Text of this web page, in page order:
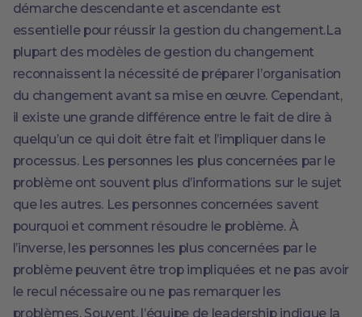
démarche descendante et ascendante est
essentielle pour réussir la gestion du changement.La
plupart des modèles de gestion du changement
reconnaissent la nécessité de préparer l’organisation
du changement avant sa mise en œuvre. Cependant,
il existe une grande différence entre le fait de dire à
quelqu’un ce qui doit être fait et l’impliquer dans le
processus. Les personnes les plus concernées par le
problème ont souvent plus d’informations sur le sujet
que les autres. Les personnes concernées savent
pourquoi et comment résoudre le problème. À
l’inverse, les personnes les plus concernées par le
problème peuvent être trop impliquées et ne pas avoir
le recul nécessaire ou ne pas remarquer les
problèmes. Souvent, l’équipe de leadership indique la